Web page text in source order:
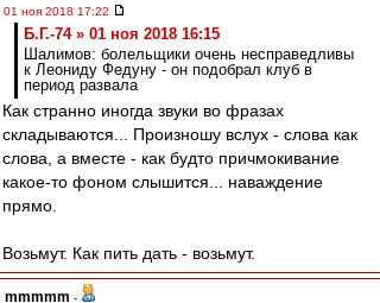
01 ноя 2018 17:22
Б.Г.-74 » 01 ноя 2018 16:15
Шалимов: болельщики очень несправедливы
к Леониду Федуну - он подобрал клуб в
период развала
Как странно иногда звуки во фразах
складываются... Произношу вслух - слова как
слова, а вместе - как будто причмокивание
какое-то фоном слышится... наваждение
прямо.
Возьмут. Как пить дать - возьмут.
mmmmm -